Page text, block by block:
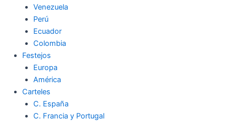
k
Venezuela
Perú
Ecuador
Colombia
Festejos
Europa
América
Carteles
C. España
C. Francia y Portugal